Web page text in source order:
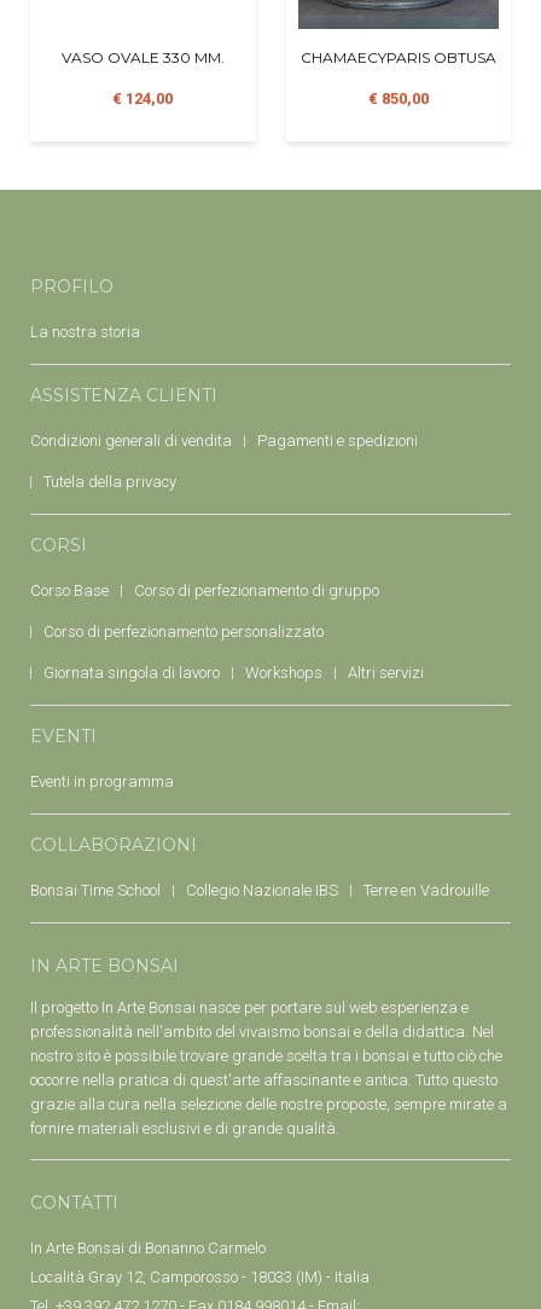
VASO OVALE 330 MM.
€ 124,00
CHAMAECYPARIS OBTUSA
€ 850,00
PROFILO
La nostra storia
ASSISTENZA CLIENTI
Condizioni generali di vendita Pagamenti e spedizioni
Tutela della privacy
CORSI
Corso Base Corso di perfezionamento di gruppo
Corso di perfezionamento personalizzato
Giornata singola di lavoro Workshops Altri servizi
EVENTI
Eventi in programma
COLLABORAZIONI
Bonsai Time School Collegio Nazionale IBS Terre en Vadrouille
IN ARTE BONSAI
Il progetto In Arte Bonsai nasce per portare sul web esperienza e
professionalità nell'ambito del vivaismo bonsai e della didattica. Nel
nostro sito è possibile trovare grande scelta tra i bonsai e tutto ciò che
occorre nella pratica di quest'arte affascinante e antica. Tutto questo
grazie alla cura nella selezione delle nostre proposte, sempre mirate a
fornire materiali esclusivi e di grande qualità.
CONTATTI
In Arte Bonsai di Bonanno Carmelo
Località Gray 12, Camporosso - 18033 (IM) - Italia